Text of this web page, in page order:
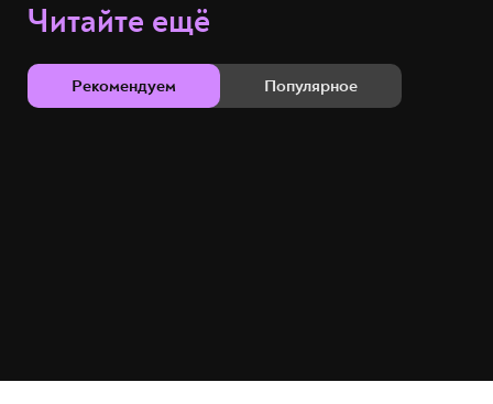
Читайте ещё
Рекомендуем Популярное